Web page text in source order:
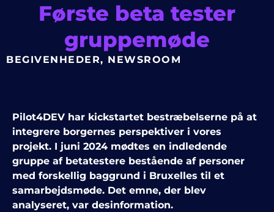
Første beta tester
gruppemøde
BEGIVENHEDER, NEWSROOM
Pilot4DEV har kickstartet bestræbelserne på at
integrere borgernes perspektiver i vores
projekt. I juni 2024 mødtes en indledende
gruppe af betatestere bestående af personer
med forskellig baggrund i Bruxelles til et
samarbejdsmøde. Det emne, der blev
analyseret, var desinformation.